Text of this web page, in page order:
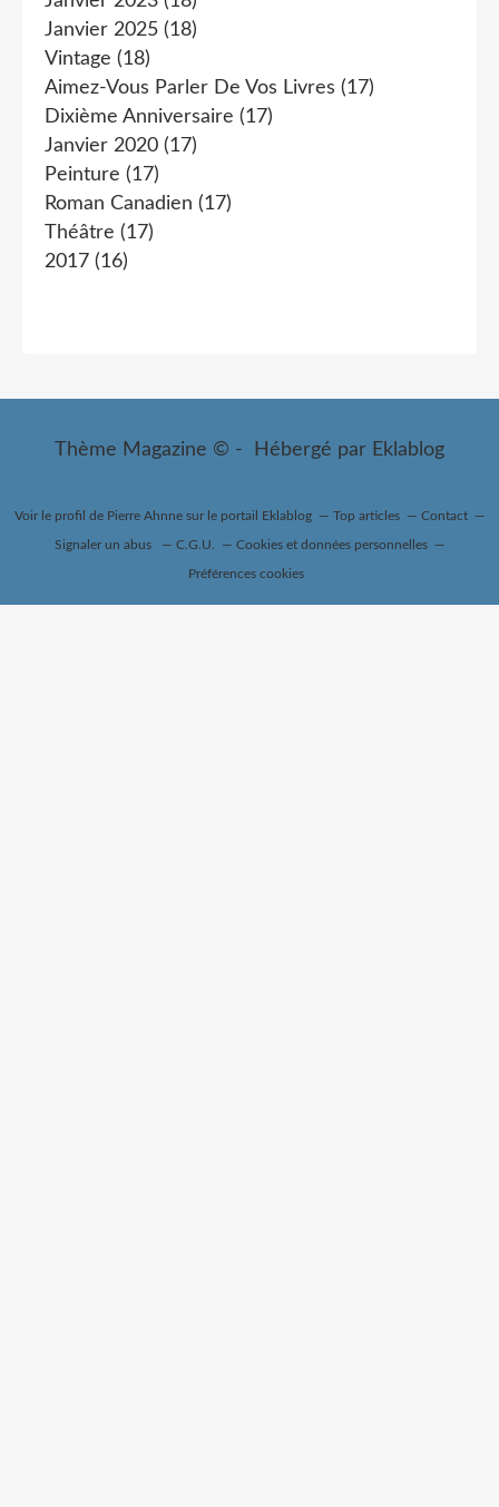
Janvier 2025 (18)
Vintage (18)
Aimez-Vous Parler De Vos Livres (17)
Dixième Anniversaire (17)
Janvier 2020 (17)
Peinture (17)
Roman Canadien (17)
Théâtre (17)
2017 (16)
Thème Magazine © - Hébergé par Eklablog
Voir le profil de Pierre Ahnnesur le portail Eklablog Top articles Contact
Signaler un abus C.G.U. Cookies et données personnelles
Préférences cookies